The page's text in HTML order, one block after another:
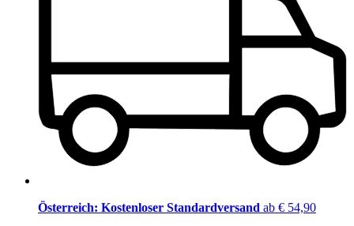
Österreich: Kostenloser Standardversand ab € 54,90